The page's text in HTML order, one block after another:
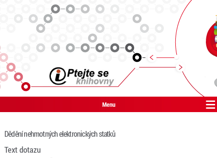
Menu
Dědění nehmotných elektronických statků
Text dotazu